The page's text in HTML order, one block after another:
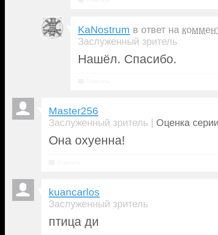
KaNostrum в ответ на
Заслуженный зритель
Нашёл. Спасибо.
Master256
Заслуженный зритель | Оценка
Она охуенна!
kuancarlos
Заслуженный зритель
птица ди